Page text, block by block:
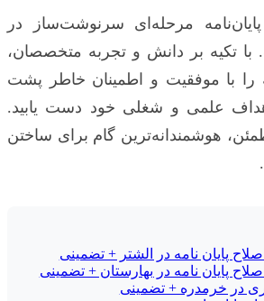
مرحله‌ای سرنوشت‌ساز در
تکیه بر دانش و تجربه متخصصان،
را با موفقیت و اطمینان خاطر پشت
علمی و شغلی خود دست یابید.
هوشمندانه‌ترین گام برای ساختن
پایان نامه در الشتر + تضمینی
پایان نامه در بهارستان + تضمینی
در خرمدره + تضمینی